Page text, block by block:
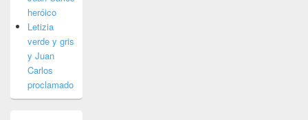
heróico
Letizia
verde y gris
y Juan
Carlos
proclamado